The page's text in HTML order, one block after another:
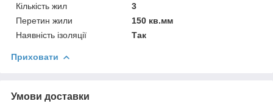
Кількість жил
3
Перетин жили
150 кв.мм
Наявність ізоляції
Так
Приховати
Умови доставки